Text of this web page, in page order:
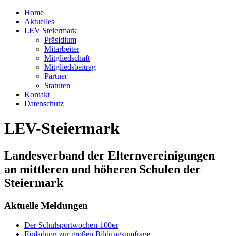
Home
Aktuelles
LEV Steiermark
Präsidium
Mitarbeiter
Mitgliedschaft
Mitgliedsbeitrag
Partner
Statuten
Kontakt
Datenschutz
LEV-Steiermark
Landesverband der Elternvereinigungen
an mittleren und höheren Schulen der
Steiermark
Aktuelle Meldungen
Der Schulsportwochen-100er
Einladung zur großen Bildungsumfrage